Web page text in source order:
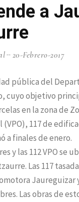
a
20-Febrero-2017
pública del
cuyo objetivo
en la zona de
117 de
a finales de enero.
y las 112 VPO
Las 117
Las obras de